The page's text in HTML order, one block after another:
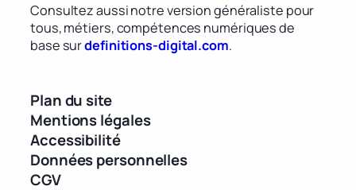
Consultez aussi notre version généraliste pour
tous, métiers, compétences numériques de
base surdefinitions-digital.com.
Plan du site
Mentions légales
Accessibilité
Données personnelles
CGV